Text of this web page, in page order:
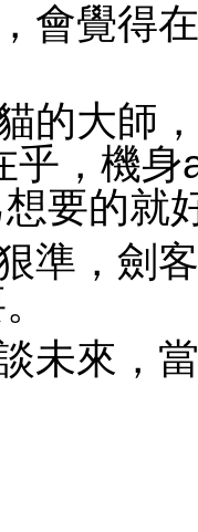
會覺得
的大師
乎，機
要的就
準，劍
未來，